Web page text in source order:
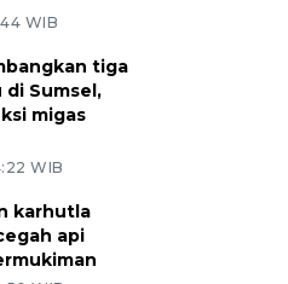
WIB
tiga
di Sumsel,
migas
WIB
karhutla
api